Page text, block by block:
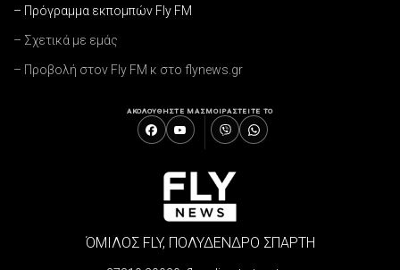
– Πρόγραμμα εκπομπών Fly FM
– Σχετικά με εμάς
– Προβολή στον Fly FM κ στο flynews.gr
ΑΚΟΛΟΥΘΗΣΤΕ ΜΑΣΜΟΙΡΑΣΤΕΙΤΕ ΤΟ
ΌΜΙΛΟΣ FLY, ΠΟΛΥΔΕΝΔΡΟ ΣΠΑΡΤΗ